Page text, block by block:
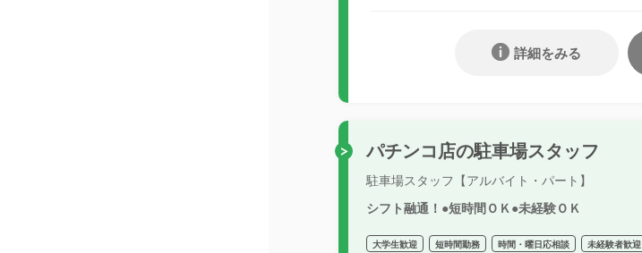
詳細をみる
パチンコ店の駐車場スタッフ
駐車場スタッフ【アルバイト・パート】
シフト融通！●短時間ＯＫ●未経験ＯＫ
大学生歓迎 短時間勤務 時間・曜日応相談 未経験者歓迎